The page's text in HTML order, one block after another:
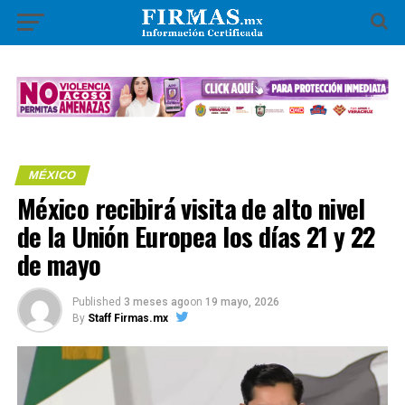
MÉXICO
México recibirá visita de alto nivel
de la Unión Europea los días 21 y 22
de mayo
Published 3 meses agoon 19 mayo, 2026
By Staff Firmas.mx